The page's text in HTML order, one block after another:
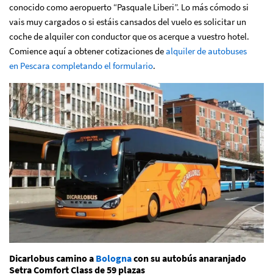
conocido como aeropuerto “Pasquale Liberi”. Lo más cómodo si
vais muy cargados o si estáis cansados del vuelo es solicitar un
coche de alquiler con conductor que os acerque a vuestro hotel.
Comience aquí a obtener cotizaciones dealquiler de autobuses
en Pescara completando el formulario.
Dicarlobus camino a Bolognacon su autobús anaranjado
Setra Comfort Class de 59 plazas